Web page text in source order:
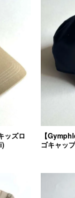
ッズロ
【
ゴキャッ